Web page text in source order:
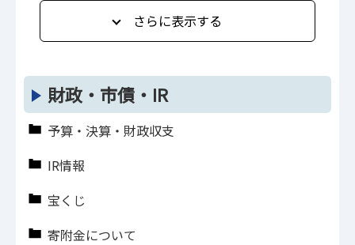
さらに表示する
財政・市債・IR
予算・決算・財政収支
IR情報
宝くじ
寄附金について